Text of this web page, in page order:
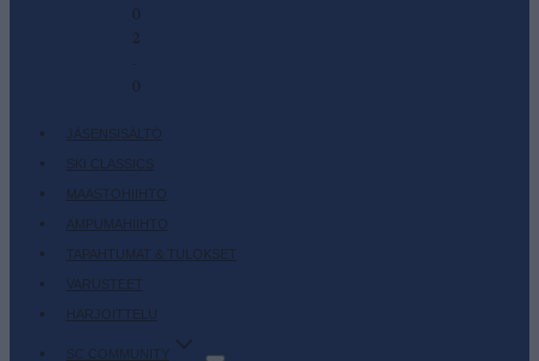
0
2
-
0
JÄSENSISÄLTÖ
SKI CLASSICS
MAASTOHIIHTO
AMPUMAHIIHTO
TAPAHTUMAT & TULOKSET
VARUSTEET
HARJOITTELU
SC COMMUNITY